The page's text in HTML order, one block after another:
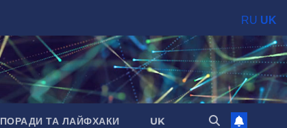
ПОРАДИ ТА ЛАЙФХАКИ UK
RU UK